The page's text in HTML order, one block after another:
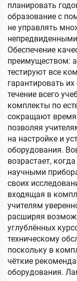
планировать
образование с
не управлять
Обеспечение
преимуществом:
тестируют все
гарантировать
течение всего
комплекты по
сокращают время
позволяя
на настройке и
оборудования.
возрастает,
научными
своих
входящая в
учителям
расширяя
углублённых
техническому
поскольку в
чёткие
оборудования.